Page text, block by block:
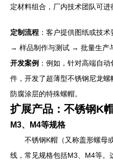
定材料组合，厂内技术团队可进
定制流程 ：客户提供图纸或技
→ 样品制作与测试 → 批量生产
开发案例 ：例如，针对高端自
件，开发了超薄型不锈钢尼龙
防腐涂层的特殊螺帽。
扩展产品：不锈钢K
M3、M4等规格
不锈钢K帽（又称盖形螺母
线，常见规格包括M3、M4等。